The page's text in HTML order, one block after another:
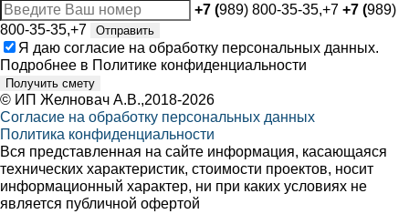
+7 (989) 800-35-35,+7 +7 (989)
800-35-35,+7
Отправить
Я даю согласие на обработку персональных данных.
Подробнее в Политике конфиденциальности
Получить смету
© ИП Желновач А.В.,2018-2026
Согласие на обработку персональных данных
Политика конфиденциальности
Вся представленная на сайте информация, касающаяся
технических характеристик, стоимости проектов, носит
информационный характер, ни при каких условиях не
является публичной офертой